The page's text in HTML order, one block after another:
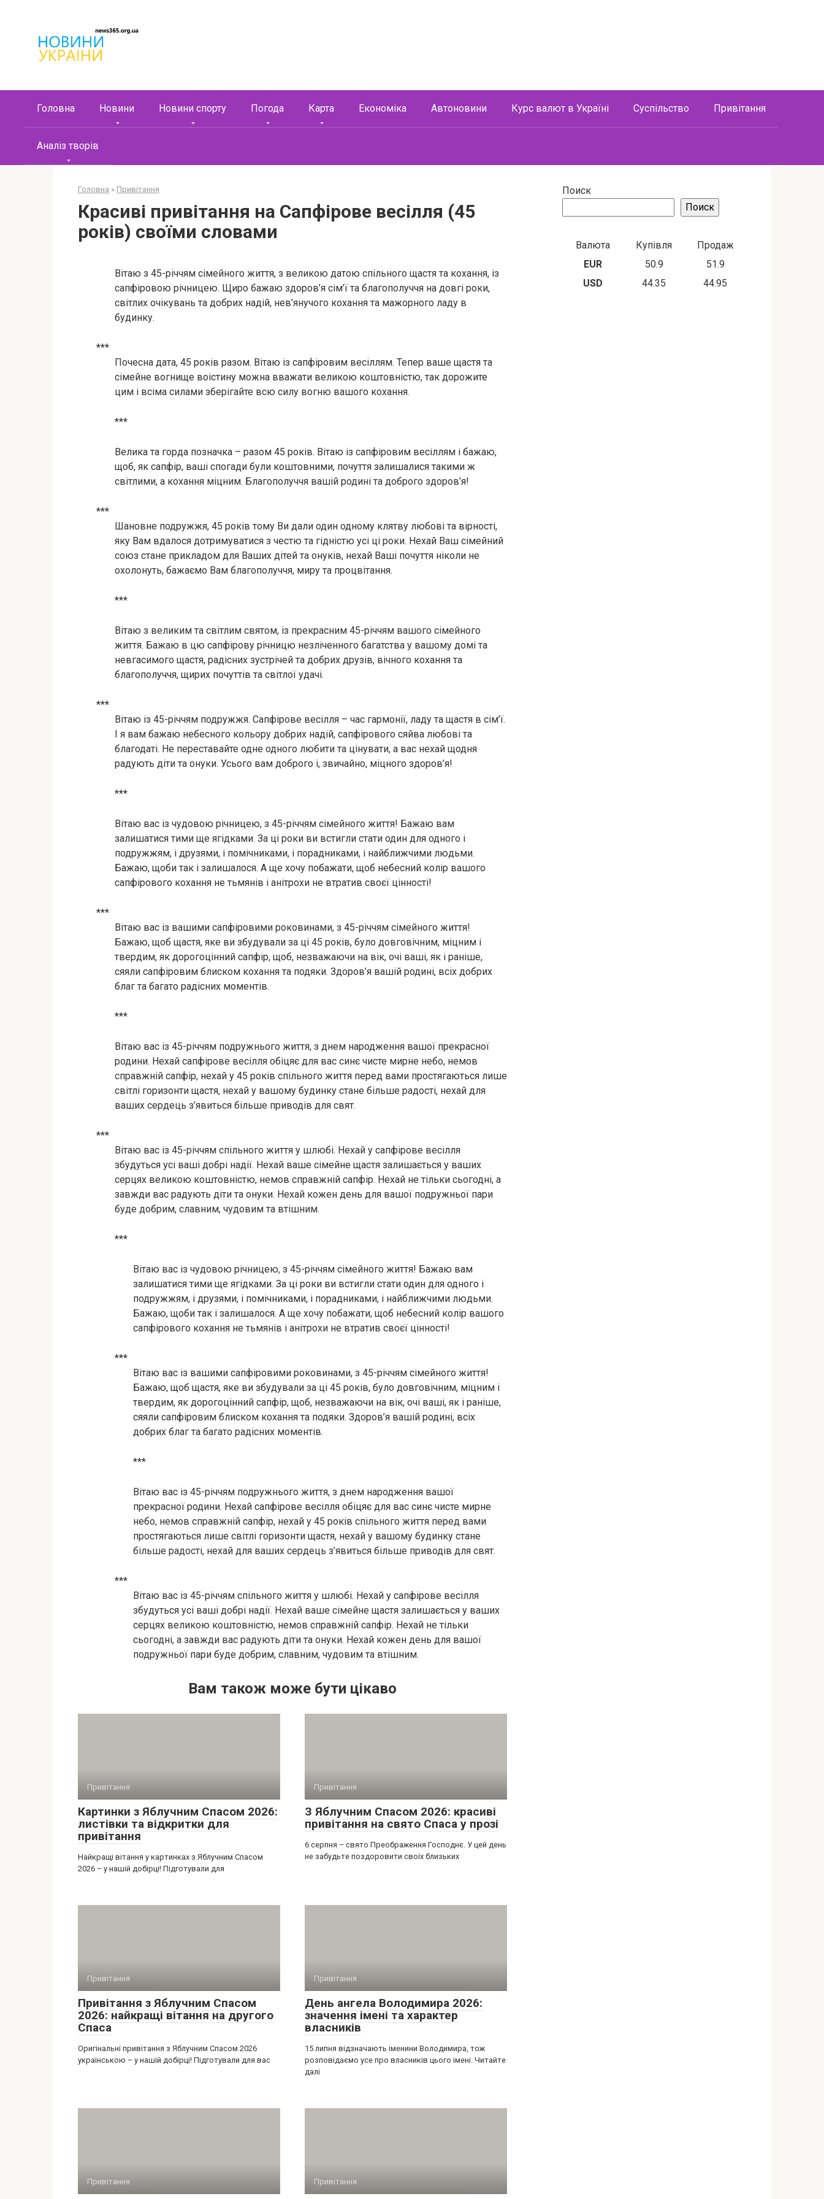
контенту
Головна Новини Новини спорту Погода Карта Економіка Автоновини Курс валют в Україні Суспільство Привітання
Аналіз творів
Головна » Привітання
Красиві привітання на Сапфірове весілля (45
років) своїми словами
Вітаю з 45-річчям сімейного життя, з великою датою спільного щастя та кохання, із
сапфіровою річницею. Щиро бажаю здоров’я сім’ї та благополуччя на довгі роки,
світлих очікувань та добрих надій, нев’янучого кохання та мажорного ладу в
будинку.
***
Почесна дата, 45 років разом. Вітаю із сапфіровим весіллям. Тепер ваше щастя та
сімейне вогнище воістину можна вважати великою коштовністю, так дорожите
цим і всіма силами зберігайте всю силу вогню вашого кохання.
***
Велика та горда позначка – разом 45 років. Вітаю із сапфіровим весіллям і бажаю,
щоб, як сапфір, ваші спогади були коштовними, почуття залишалися такими ж
світлими, а кохання міцним. Благополуччя вашій родині та доброго здоров’я!
***
Шановне подружжя, 45 років тому Ви дали один одному клятву любові та вірності,
яку Вам вдалося дотримуватися з честю та гідністю усі ці роки. Нехай Ваш сімейний
союз стане прикладом для Ваших дітей та онуків, нехай Ваші почуття ніколи не
охолонуть, бажаємо Вам благополуччя, миру та процвітання.
***
Вітаю з великим та світлим святом, із прекрасним 45-річчям вашого сімейного
життя. Бажаю в цю сапфірову річницю незліченного багатства у вашому домі та
невгасимого щастя, радісних зустрічей та добрих друзів, вічного кохання та
благополуччя, щирих почуттів та світлої удачі.
***
Вітаю із 45-річчям подружжя. Сапфірове весілля – час гармонії, ладу та щастя в сім’ї.
І я вам бажаю небесного кольору добрих надій, сапфірового сяйва любові та
благодаті. Не переставайте одне одного любити та цінувати, а вас нехай щодня
радують діти та онуки. Усього вам доброго і, звичайно, міцного здоров’я!
***
Вітаю вас із чудовою річницею, з 45-річчям сімейного життя! Бажаю вам
залишатися тими ще ягідками. За ці роки ви встигли стати один для одного і
подружжям, і друзями, і помічниками, і порадниками, і найближчими людьми.
Бажаю, щоби так і залишалося. А ще хочу побажати, щоб небесний колір вашого
сапфірового кохання не тьмянів і анітрохи не втратив своєї цінності!
***
Вітаю вас із вашими сапфіровими роковинами, з 45-річчям сімейного життя!
Бажаю, щоб щастя, яке ви збудували за ці 45 років, було довговічним, міцним і
твердим, як дорогоцінний сапфір, щоб, незважаючи на вік, очі ваші, як і раніше,
сяяли сапфіровим блиском кохання та подяки. Здоров’я вашій родині, всіх добрих
благ та багато радісних моментів.
***
Вітаю вас із 45-річчям подружнього життя, з днем ​​народження вашої прекрасної
родини. Нехай сапфірове весілля обіцяє для вас синє чисте мирне небо, немов
справжній сапфір, нехай у 45 років спільного життя перед вами простягаються лише
світлі горизонти щастя, нехай у вашому будинку стане більше радості, нехай для
ваших сердець з’явиться більше приводів для свят.
***
Вітаю вас із 45-річчям спільного життя у шлюбі. Нехай у сапфірове весілля
збудуться усі ваші добрі надії. Нехай ваше сімейне щастя залишається у ваших
серцях великою коштовністю, немов справжній сапфір. Нехай не тільки сьогодні, а
завжди вас радують діти та онуки. Нехай кожен день для вашої подружньої пари
буде добрим, славним, чудовим та втішним.
***
Вітаю вас із чудовою річницею, з 45-річчям сімейного життя! Бажаю вам
залишатися тими ще ягідками. За ці роки ви встигли стати один для одного і
подружжям, і друзями, і помічниками, і порадниками, і найближчими людьми.
Бажаю, щоби так і залишалося. А ще хочу побажати, щоб небесний колір вашого
сапфірового кохання не тьмянів і анітрохи не втратив своєї цінності!
***
Вітаю вас із вашими сапфіровими роковинами, з 45-річчям сімейного життя!
Бажаю, щоб щастя, яке ви збудували за ці 45 років, було довговічним, міцним і
твердим, як дорогоцінний сапфір, щоб, незважаючи на вік, очі ваші, як і раніше,
сяяли сапфіровим блиском кохання та подяки. Здоров’я вашій родині, всіх
добрих благ та багато радісних моментів.
***
Вітаю вас із 45-річчям подружнього життя, з днем ​​народження вашої
прекрасної родини. Нехай сапфірове весілля обіцяє для вас синє чисте мирне
небо, немов справжній сапфір, нехай у 45 років спільного життя перед вами
простягаються лише світлі горизонти щастя, нехай у вашому будинку стане
більше радості, нехай для ваших сердець з’явиться більше приводів для свят.
***
Вітаю вас із 45-річчям спільного життя у шлюбі. Нехай у сапфірове весілля
збудуться усі ваші добрі надії. Нехай ваше сімейне щастя залишається у ваших
серцях великою коштовністю, немов справжній сапфір. Нехай не тільки
сьогодні, а завжди вас радують діти та онуки. Нехай кожен день для вашої
подружньої пари буде добрим, славним, чудовим та втішним.
Вам також може бути цікаво
Привітання
Картинки з Яблучним Спасом 2026:
листівки та відкритки для
привітання
Найкращі вітання у картинках з Яблучним Спасом
2026 – у нашій добірці! Підготували для
Привітання
З Яблучним Спасом 2026: красиві
привітання на свято Спаса у прозі
6 серпня – свято Преображення Господнє. У цей день
не забудьте поздоровити своїх близьких
Привітання
Привітання з Яблучним Спасом
2026: найкращі вітання на другого
Спаса
Оригінальні привітання з Яблучним Спасом 2026
українською – у нашій добірці! Підготували для вас
Привітання
День ангела Володимира 2026:
значення імені та характер
власників
15 липня відзначають іменини Володимира, тож
розповідаємо усе про власників цього імені. Читайте
далі
Привітання Привітання
Поиск
Поиск
Валюта Купівля
Продаж
EUR
50.9
51.9
USD
44.35 44.95